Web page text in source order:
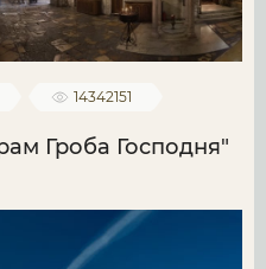
14342151
Гроба Господня"